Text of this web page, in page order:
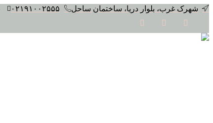
پرششهرک غرب، بلوار دریا، ساختمان ساحل ۰۲۱۹۱۰۰۲۵۵۵